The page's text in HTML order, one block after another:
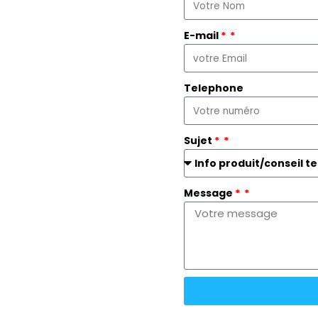
E-mail *
Telephone
Sujet *
Message *